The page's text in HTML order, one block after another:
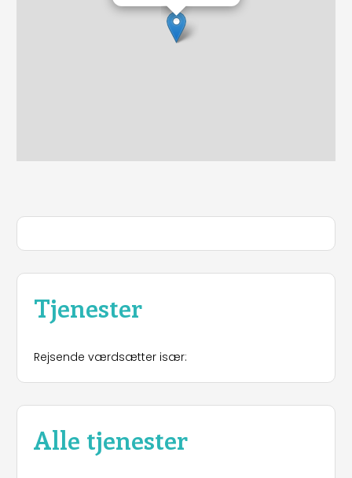
Tjenester
Rejsende værdsætter især:
Alle tjenester